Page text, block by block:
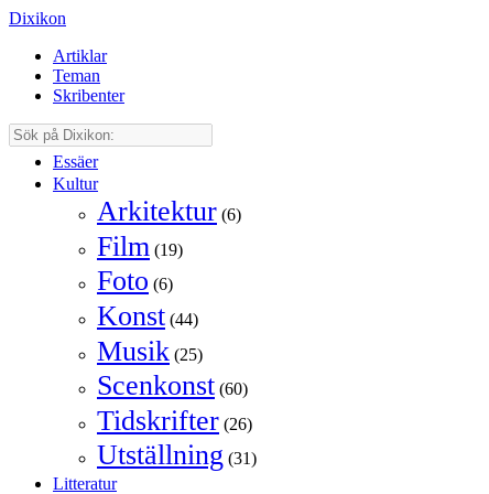
Dixikon
Artiklar
Teman
Skribenter
Essäer
Kultur
Arkitektur (6)
Film (19)
Foto (6)
Konst (44)
Musik (25)
Scenkonst (60)
Tidskrifter (26)
Utställning (31)
Litteratur